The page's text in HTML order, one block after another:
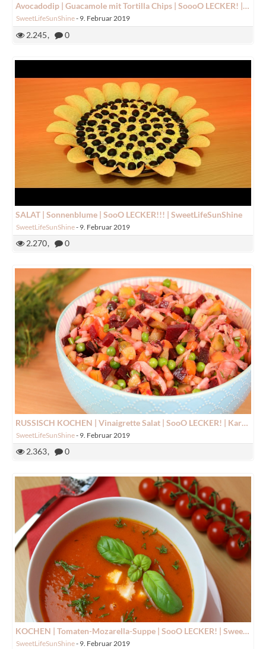
Avocadodip | Guacamole mit Tortilla Chips | SoooO LECKER! | SweetLifeSunShine
SweetLifeSunShine- 9. Februar 2019
2.245 0
SALAT | Sonnenblume | SooO LECKER!!! | SweetLifeSunShine
SweetLifeSunShine- 9. Februar 2019
2.270 0
RUSSISCH KOCHEN | Vinaigrette Salat | SooO LECKER! | Kartoffelsalat | SweetLifeSunShine
SweetLifeSunShine- 9. Februar 2019
2.363 0
KOCHEN | Tomaten-Mozarella-Suppe | SooO LECKER! | SweetLifeSunShine
SweetLifeSunShine- 9. Februar 2019